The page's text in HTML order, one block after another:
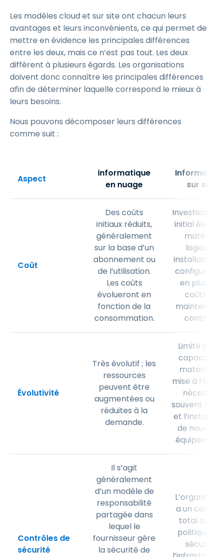
Les modèles cloud et sur site ont chacun leurs
avantages et leurs inconvénients, ce qui permet de
mettre en évidence les principales différences
entre les deux, mais ce n’est pas tout. Les deux
diffèrent à plusieurs égards. Les organisations
doivent donc connaître les principales différences
afin de déterminer laquelle correspond le mieux à
leurs besoins.
Nous pouvons décomposer leurs différences
comme suit :
Aspect
informatique
en nuage
sur site
Coût
Des coûts
initiaux réduits,
généralement
sur la base d’un
abonnement ou
de l’utilisation.
Les coûts
évolueront en
fonction de la
consommation.
initial élevé
matériel,
logiciels,
en plus
coûts de
continus.
Évolutivité
Très évolutif ; les
ressources
peuvent être
augmentées ou
réduites à la
demande.
Limité par
capacité
matériel.
mise à
souvent
et
de
Contrôles de
sécurité
Il s’agit
généralement
d’un modèle de
responsabilité
partagée dans
lequel le
fournisseur gère
la sécurité de
a un
total sur
politiques
sécurité,